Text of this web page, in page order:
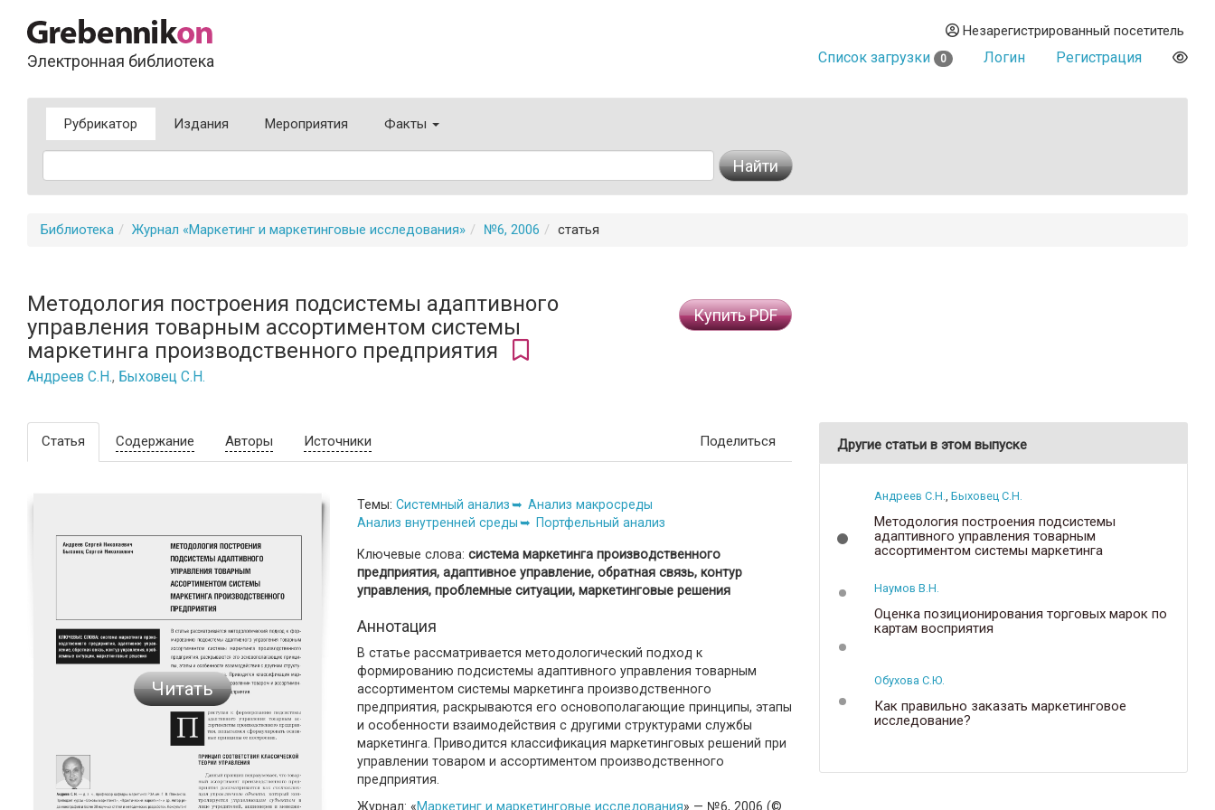
Электронная библиотека
Незарегистрированный посетитель
Список загрузки 0 Логин Регистрация
Рубрикатор Издания Мероприятия Факты
Найти
Библиотека Журнал «Маркетинг и маркетинговые исследования» №6, 2006 статья
Методология построения подсистемы адаптивного
управления товарным ассортиментом системы
маркетинга производственного предприятия
Андреев С.Н., Быховец С.Н.
Купить PDF
Статья Содержание Авторы Источники Поделиться
Читать
Темы: Системный анализ
Анализ макросреды
Анализ внутренней среды
Портфельный анализ
Ключевые слова: система маркетинга производственного
предприятия, адаптивное управление, обратная связь, контур
управления, проблемные ситуации, маркетинговые решения
Аннотация
В статье рассматривается методологический подход к
формированию подсистемы адаптивного управления товарным
ассортиментом системы маркетинга производственного
предприятия, раскрываются его основополагающие принципы, этапы
и особенности взаимодействия с другими структурами службы
маркетинга. Приводится классификация маркетинговых решений при
управлении товаром и ассортиментом производственного
предприятия.
Журнал: «Маркетинг и маркетинговые исследования» — №6, 2006 (©
Другие статьи в этом выпуске
Андреев С.Н., Быховец С.Н.
Методология построения подсистемы
адаптивного управления товарным
ассортиментом системы маркетинга
Наумов В.Н.
Оценка позиционирования торговых марок по
картам восприятия
Обухова С.Ю.
Как правильно заказать маркетинговое
исследование?